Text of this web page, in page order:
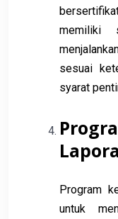
memiliki
sesuai
syarat
Program
untuk